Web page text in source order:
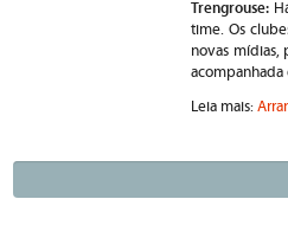
Trengrouse:
time. Os
novas mídias,
Leia mais: